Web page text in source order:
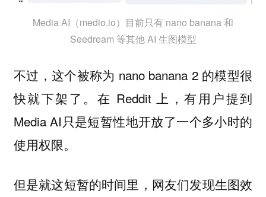
Media AI（medio.io）目前只有 nano banana 和
Seedream 等其他 AI 生图模型
不过，这个被称为 nano banana 2 的模型很
快就下架了。在 Reddit 上，有用户提到
Media AI只是短暂性地开放了一个多小时的
使用权限。
但是就这短暂的时间里，网友们发现生图效